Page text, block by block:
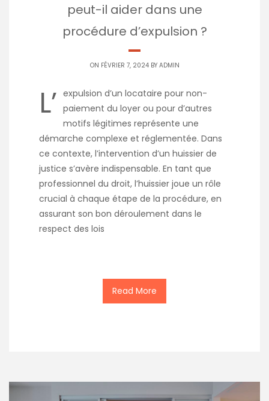
peut-il aider dans une
procédure d’expulsion ?
ON FÉVRIER 7, 2024 BY ADMIN
L’ expulsion d’un locataire pour non-
paiement du loyer ou pour d’autres
motifs légitimes représente une
démarche complexe et réglementée. Dans
ce contexte, l’intervention d’un huissier de
justice s’avère indispensable. En tant que
professionnel du droit, l’huissier joue un rôle
crucial à chaque étape de la procédure, en
assurant son bon déroulement dans le
respect des lois
Read More